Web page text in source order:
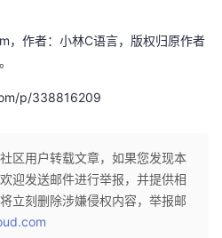
，作者：小林C语言，版权归原作者
p/338816209
区用户转载文章，如果您发现本
迎发送邮件进行举报，并提供相
立刻删除涉嫌侵权内容，举报邮